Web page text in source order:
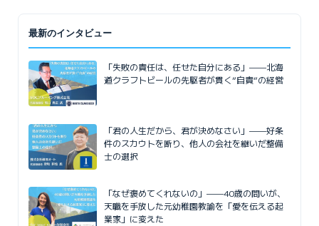
最新のインタビュー
「失敗の責任は、任せた自分にある」——北海
道クラフトビールの先駆者が貫く”自責”の経営
「君の人生だから、君が決めなさい」——好条
件のスカウトを断り、他人の会社を継いだ整備
士の選択
「なぜ褒めてくれないの」——40歳の問いが、
天職を手放した元幼稚園教諭を「愛を伝える起
業家」に変えた